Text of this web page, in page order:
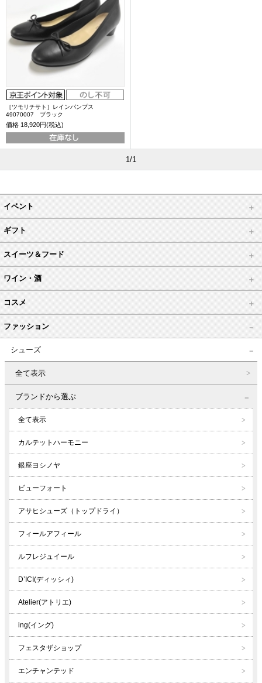
［ツモリチサト］レインパンプス
49070007 ブラック
価格 18,920円(税込)
1/1
イベント
ギフト
スイーツ＆フード
ワイン・酒
コスメ
ファッション
シューズ
全て表示
ブランドから選ぶ
全て表示
カルテットハーモニー
銀座ヨシノヤ
ビューフォート
アサヒシューズ（トップドライ）
フィールアフィール
ルフレジュイール
D’ICI(ディッシィ)
Atelier(アトリエ)
ing(イング)
フェスタザショップ
エンチャンテッド